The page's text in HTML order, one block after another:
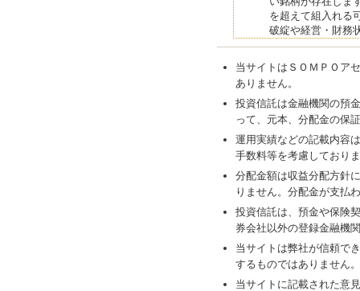
を超えて組入れる
破綻や経営・財務
当サイトはＳＯＭＰＯア
ありません。
投資信託は金融機関の預
って、元本、分配金の保
運用実績などの記載内容
手数料等を考慮しており
分配金額は収益分配方針
りません。分配金が支払
投資信託は、預金や保険
券会社以外の登録金融機
当サイトは弊社が信頼で
するものではありません
当サイトに記載された意